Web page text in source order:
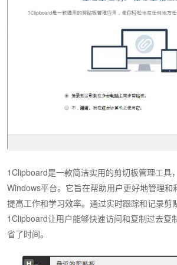
1Clipboard是一款简洁实用的剪切板管理工具
Windows平台。它旨在帮助用户更好地管理和
提高工作和学习效率。通过实时跟踪和记录剪
1Clipboard让用户能够快速访问和复制过去复
省了时间。